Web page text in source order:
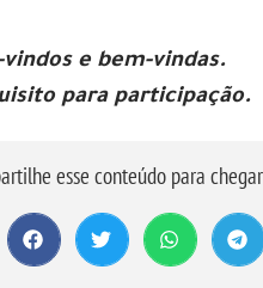
e bem-vindas.
para participação.
esse conteúdo para